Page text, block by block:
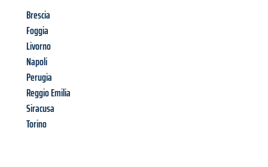
Brescia
Foggia
Livorno
Napoli
Perugia
Reggio Emilia
Siracusa
Torino